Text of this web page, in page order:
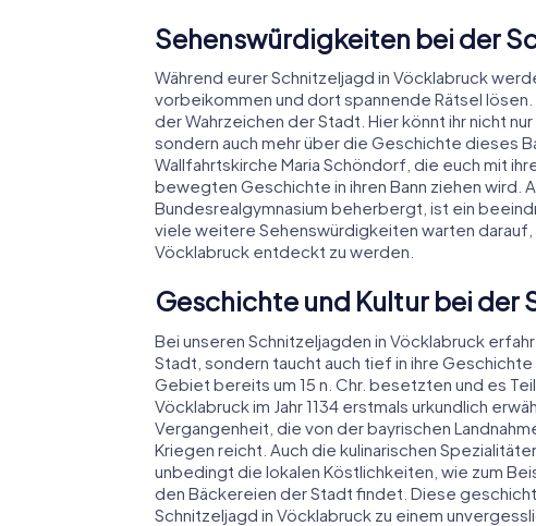
Sehenswürdigkeiten bei der
Während eurer Schnitzeljagd in Vöcklabruck
vorbeikommen und dort spannende Rätsel
der Wahrzeichen der Stadt. Hier könnt ihr nicht
sondern auch mehr über die Geschichte dieses
Wallfahrtskirche Maria Schöndorf, die euch mit
bewegten Geschichte in ihren Bann ziehen wird.
Bundesrealgymnasium beherbergt, ist ein
viele weitere Sehenswürdigkeiten warten darauf,
Vöcklabruck entdeckt zu werden.
Geschichte und Kultur bei
Bei unseren Schnitzeljagden in Vöcklabruck
Stadt, sondern taucht auch tief in ihre
Gebiet bereits um 15 n. Chr. besetzten und es
Vöcklabruck im Jahr 1134 erstmals urkundlich
Vergangenheit, die von der bayrischen
Kriegen reicht. Auch die kulinarischen
unbedingt die lokalen Köstlichkeiten, wie zum
den Bäckereien der Stadt findet. Diese
Schnitzeljagd in Vöcklabruck zu einem